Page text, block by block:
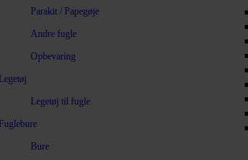
Parakit / Papegøje
Andre fugle
Opbevaring
Legetøj
Legetøj til fugle
Fuglebure
Bure